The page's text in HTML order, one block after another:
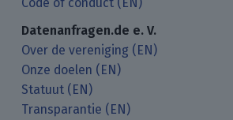
Datenanfragen.de e. V.
Over de vereniging (EN)
Onze doelen (EN)
Statuut (EN)
Transparantie (EN)